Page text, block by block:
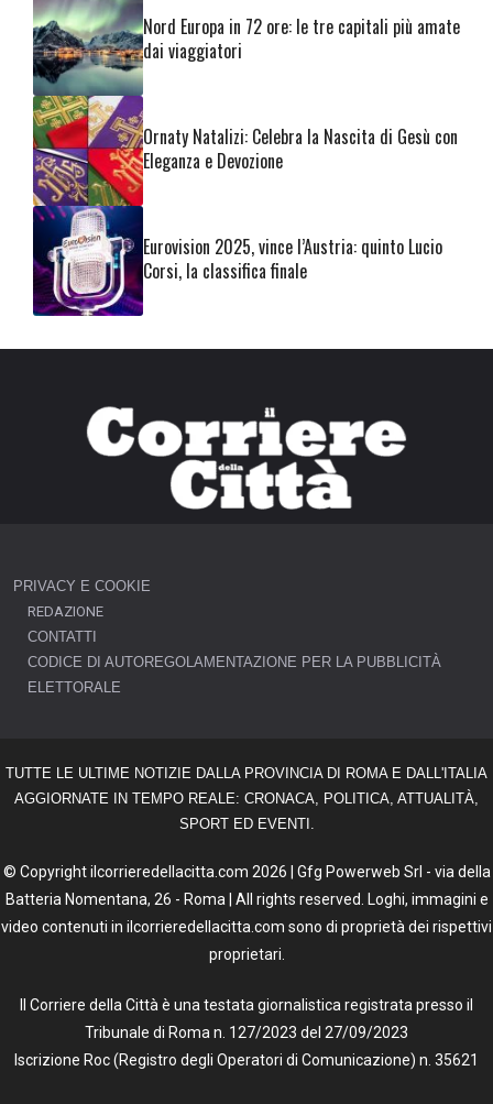
Nord Europa in 72 ore: le tre capitali più amate
dai viaggiatori
Ornaty Natalizi: Celebra la Nascita di Gesù con
Eleganza e Devozione
Eurovision 2025, vince l’Austria: quinto Lucio
Corsi, la classifica finale
PRIVACY E COOKIE
REDAZIONE
CONTATTI
CODICE DI AUTOREGOLAMENTAZIONE PER LA PUBBLICITÀ
ELETTORALE
TUTTE LE ULTIME NOTIZIE DALLA PROVINCIA DI ROMA E DALL'ITALIA
AGGIORNATE IN TEMPO REALE: CRONACA, POLITICA, ATTUALITÀ,
SPORT ED EVENTI.
© Copyright ilcorrieredellacitta.com 2026 | Gfg Powerweb Srl - via della
Batteria Nomentana, 26 - Roma | All rights reserved. Loghi, immagini e
video contenuti in ilcorrieredellacitta.com sono di proprietà dei rispettivi
proprietari.
Il Corriere della Città è una testata giornalistica registrata presso il
Tribunale di Roma n. 127/2023 del 27/09/2023
Iscrizione Roc (Registro degli Operatori di Comunicazione) n. 35621